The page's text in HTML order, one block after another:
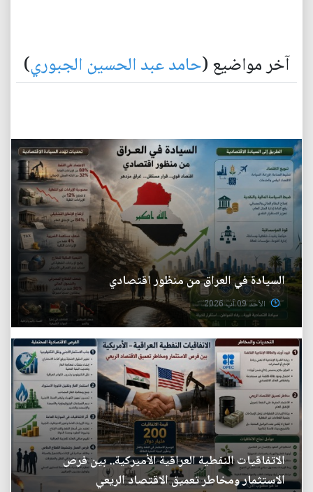
آخر مواضيع (حامد عبد الحسين الجبوري)
السيادة في العراق من منظور اقتصادي
الأحد 09 آب 2026
الاتفاقيات النفطية العراقية الأميركية.. بين فرص
الاستثمار ومخاطر تعميق الاقتصاد الريعي